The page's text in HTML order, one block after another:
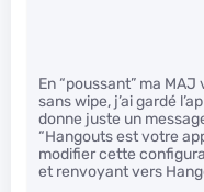
En “poussant” ma
sans wipe, j’ai gardé
donne juste un
“Hangouts est votre
modifier cette
et renvoyant vers